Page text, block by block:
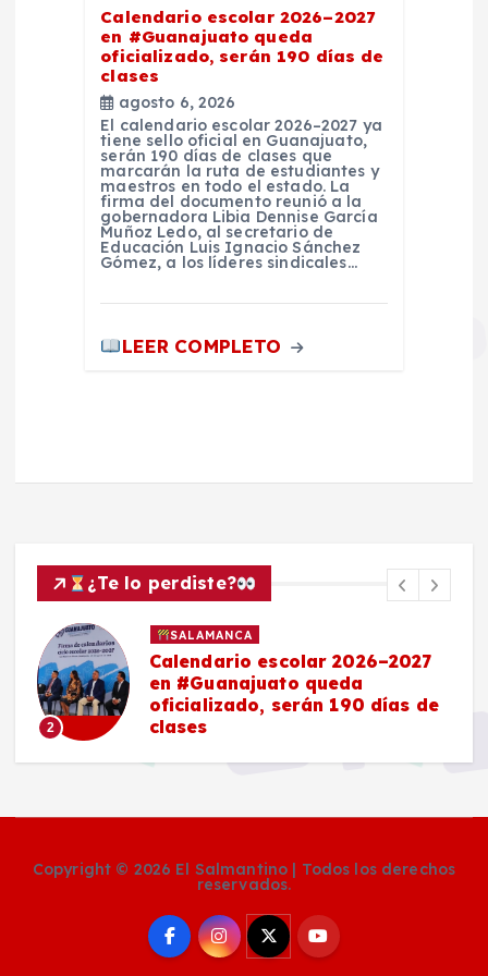
Calendario escolar 2026–2027
en #Guanajuato queda
oficializado, serán 190 días de
clases
agosto 6, 2026
El calendario escolar 2026–2027 ya
tiene sello oficial en Guanajuato,
serán 190 días de clases que
marcarán la ruta de estudiantes y
maestros en todo el estado. La
firma del documento reunió a la
gobernadora Libia Dennise García
Muñoz Ledo, al secretario de
Educación Luis Ignacio Sánchez
Gómez, a los líderes sindicales…
LEER COMPLETO
¿Te lo perdiste?
2
SALAMANCA
Calendario escolar 2026–2027
en #Guanajuato queda
oficializado, serán 190 días de
clases
Copyright © 2026 El Salmantino | Todos los derechos
reservados.